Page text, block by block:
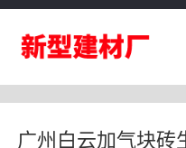
广州白云加气块砖